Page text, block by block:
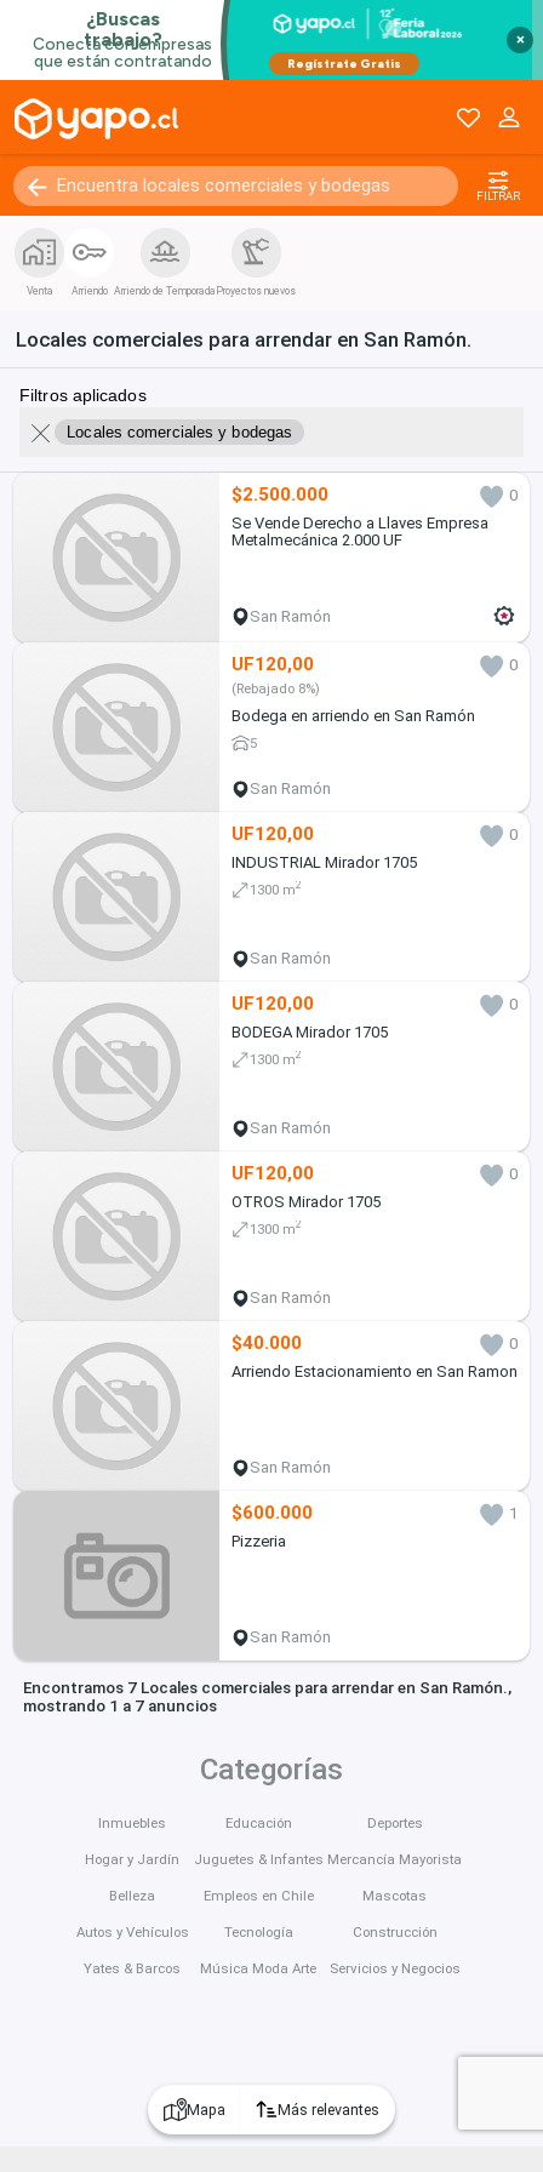
×
FILTRAR
Venta Arriendo Arriendo de Temporada Proyectos nuevos
Locales comerciales para arrendar en San Ramón.
Filtros aplicados
Locales comerciales y bodegas
Mapa Más relevantes
$2.500.000
0
Se Vende Derecho a Llaves Empresa
Metalmecánica 2.000 UF
San Ramón
UF120,00 0
(Rebajado 8%)
Bodega en arriendo en San Ramón
5
San Ramón
UF120,00
0
INDUSTRIAL Mirador 1705
1300 m2
San Ramón
UF120,00
0
BODEGA Mirador 1705
1300 m2
San Ramón
UF120,00
0
OTROS Mirador 1705
1300 m2
San Ramón
$40.000
0
Arriendo Estacionamiento en San Ramon
San Ramón
$600.000
1
Pizzeria
San Ramón
Encontramos 7 Locales comerciales para arrendar en San Ramón.,
mostrando 1 a 7 anuncios
Categorías
Inmuebles
Hogar y Jardín
Belleza
Autos y Vehículos
Yates & Barcos
Educación
Juguetes & Infantes
Empleos en Chile
Tecnología
Música Moda Arte
Deportes
Mercancía Mayorista
Mascotas
Construcción
Servicios y Negocios